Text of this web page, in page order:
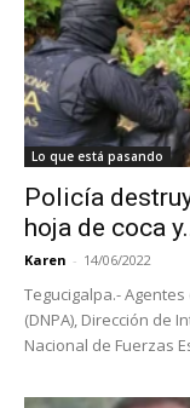
Lo que está pasando
Policía
hoja de coca
Karen - 14/06/2022
Tegucigalpa.-
(DNPA), Dirección de
Nacional de Fuerzas